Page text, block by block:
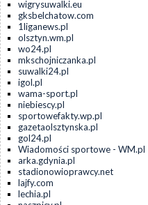
wigrysuwalki.eu
gksbelchatow.com
1liganews.pl
olsztyn.wm.pl
wo24.pl
mkschojniczanka.pl
suwalki24.pl
igol.pl
wama-sport.pl
niebiescy.pl
sportowefakty.wp.pl
gazetaolsztynska.pl
gol24.pl
Wiadomości sportowe - WM.pl
arka.gdynia.pl
stadionowioprawcy.net
lajfy.com
lechia.pl